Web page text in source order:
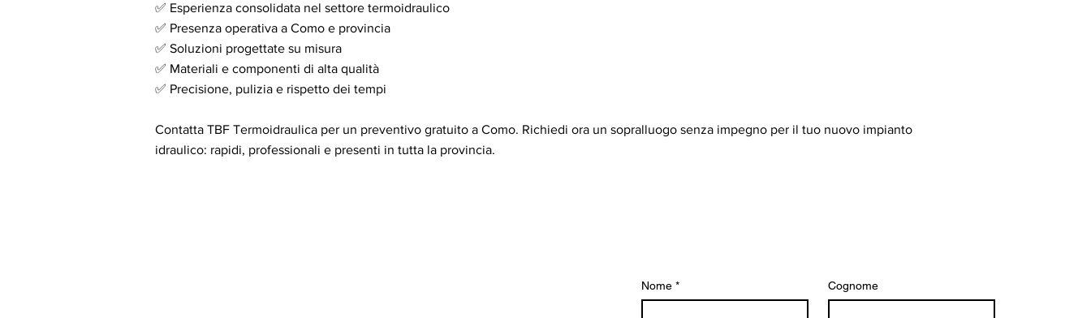
✅ Esperienza consolidata nel settore termoidraulico
✅ Presenza operativa a Como e provincia
✅ Soluzioni progettate su misura
✅ Materiali e componenti di alta qualità
✅ Precisione, pulizia e rispetto dei tempi
Contatta TBF Termoidraulica per un preventivo gratuito a Como. Richiedi ora un sopralluogo senza impegno per il tuo nuovo impianto
idraulico: rapidi, professionali e presenti in tutta la provincia.
Nome * Cognome